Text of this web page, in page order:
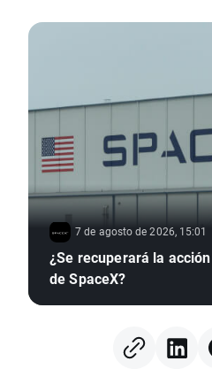
7 de agosto de 2026, 15:01
¿Se recuperará la acción
de SpaceX?